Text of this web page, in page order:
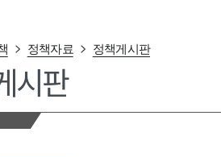
정책자료 정책게시판
시판